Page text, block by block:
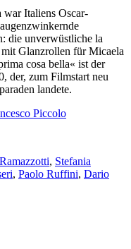
war Italiens Oscar-
die unverwüstliche la
Glanzrollen für Micaela
cosa bella« ist der
der, zum Filmstart neu
landete.
Piccolo
, Stefania
, Paolo Ruffini, Dario